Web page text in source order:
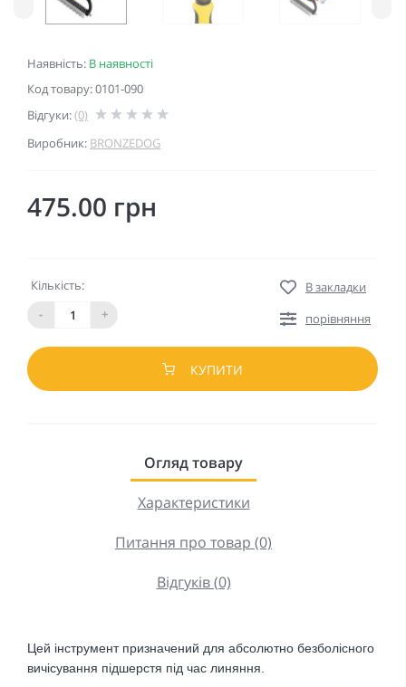
Наявність: В наявності
Код товару: 0101-090
Відгуки:(0)
Виробник: BRONZEDOG
475.00 грн
Кількість:
-
+
В закладки
порівняння
КУПИТИ
Огляд товару
Характеристики
Питання про товар (0)
Відгуків (0)
Цей інструмент призначений для абсолютно безболісного
вичісування підшерстя під час линяння.